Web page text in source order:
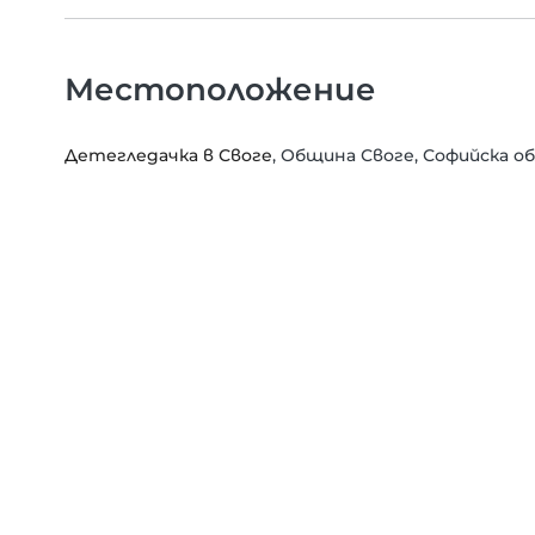
Местоположение
Детегледачка в Своге, Община Своге, Софийска